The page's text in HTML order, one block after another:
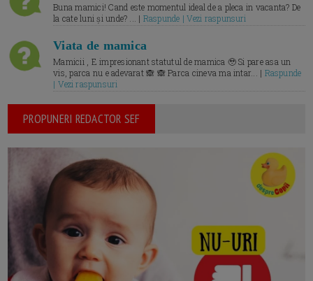
Buna mamici! Cand este momentul ideal de a pleca in vacanta? De
la cate luni și unde? ... | Raspunde | Vezi raspunsuri
Viata de mamica
Mamicii , E impresionant statutul de mamica 🥹 Si pare asa un
vis, parca nu e adevarat 🙈 🙈 Parca cineva ma intar... | Raspunde
| Vezi raspunsuri
PROPUNERI REDACTOR SEF